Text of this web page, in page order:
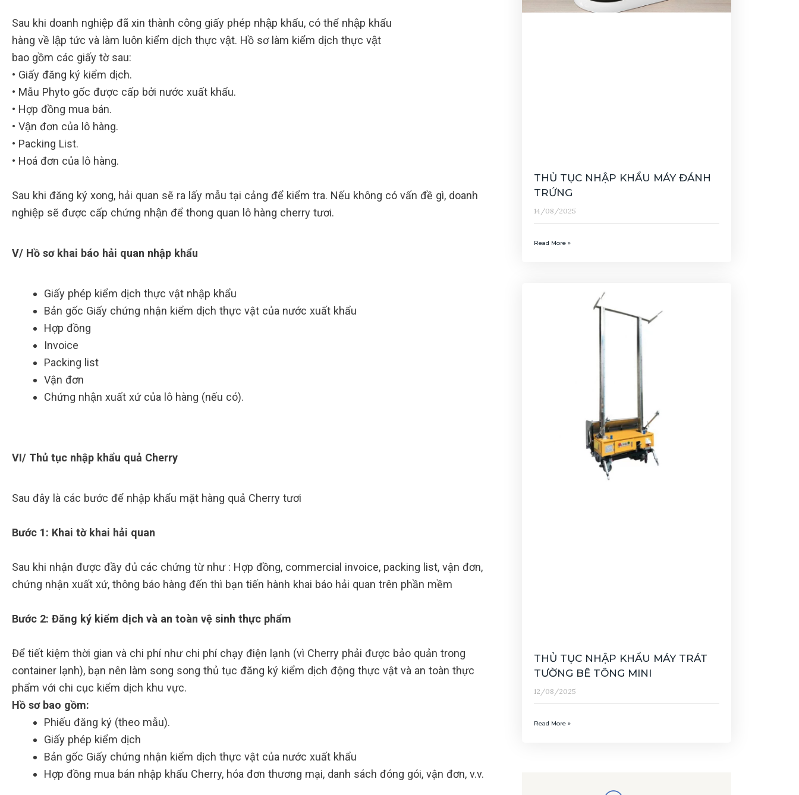
Sau khi doanh nghiệp đã xin thành công giấy phép nhập khẩu, có thể nhập khẩu
hàng về lập tức và làm luôn kiểm dịch thực vật. Hồ sơ làm kiểm dịch thực vật
bao gồm các giấy tờ sau:
• Giấy đăng ký kiểm dịch.
• Mẫu Phyto gốc được cấp bởi nước xuất khẩu.
• Hợp đồng mua bán.
• Vận đơn của lô hàng.
• Packing List.
• Hoá đơn của lô hàng.
Sau khi đăng ký xong, hải quan sẽ ra lấy mẫu tại cảng để kiểm tra. Nếu không có vấn đề gì, doanh
nghiệp sẽ được cấp chứng nhận để thong quan lô hàng cherry tươi.
V/ Hồ sơ khai báo hải quan nhập khẩu
Giấy phép kiểm dịch thực vật nhập khẩu
Bản gốc Giấy chứng nhận kiểm dịch thực vật của nước xuất khẩu
Hợp đồng
Invoice
Packing list
Vận đơn
Chứng nhận xuất xứ của lô hàng (nếu có).
VI/ Thủ tục nhập khẩu quả Cherry
Sau đây là các bước để nhập khẩu mặt hàng quả Cherry tươi
Bước 1: Khai tờ khai hải quan
Sau khi nhận được đầy đủ các chứng từ như : Hợp đồng, commercial invoice, packing list, vận đơn,
chứng nhận xuất xứ, thông báo hàng đến thì bạn tiến hành khai báo hải quan trên phần mềm
Bước 2: Đăng ký kiểm dịch và an toàn vệ sinh thực phẩm
Để tiết kiệm thời gian và chi phí như chi phí chạy điện lạnh (vì Cherry phải được bảo quản trong
container lạnh), bạn nên làm song song thủ tục đăng ký kiểm dịch động thực vật và an toàn thực
phẩm với chi cục kiểm dịch khu vực.
Hồ sơ bao gồm:
Phiếu đăng ký (theo mẫu).
Giấy phép kiểm dịch
Bản gốc Giấy chứng nhận kiểm dịch thực vật của nước xuất khẩu
Hợp đồng mua bán nhập khẩu Cherry, hóa đơn thương mại, danh sách đóng gói, vận đơn, v.v.
THỦ TỤC NHẬP KHẨU MÁY ĐÁNH
TRỨNG
14/08/2025
Read More »
THỦ TỤC NHẬP KHẨU MÁY TRÁT
TƯỜNG BÊ TÔNG MINI
12/08/2025
Read More »